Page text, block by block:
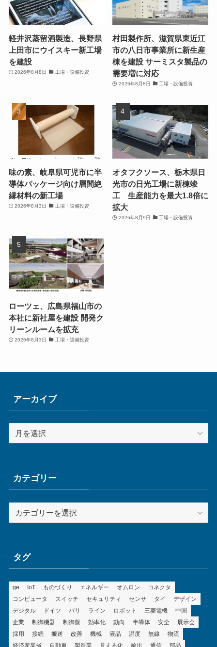
軽井沢蒸留酒製造、長野県
上田市にウイスキー新工場
を建設
2026年8月8日 工場・設備投資
村田製作所、滋賀県東近江
市の八日市事業所に新生産
棟を建設 サーミスタ製品の
需要増に対応
2026年8月8日 工場・設備投資
味の素、岐阜県可児市に半
導体パッケージ向け層間絶
縁材料の新工場
2026年8月3日 工場・設備投資
オタフクソース、栃木県日
光市の日光工場に新棟竣
工 生産能力を最大1.8倍に
拡大
2026年8月9日 工場・設備投資
ローツェ、広島県福山市の
本社に新社屋を建設 開発ク
リーンルームを拡充
2026年8月3日 工場・設備投資
アーカイブ
ー
ブカテゴリー
ータグ
ge IoT ものづくり エネルギー オムロン
コネクタ
コンピュータ
スイッチ セキュリティ センサ タイ
デザイン
デジタル
ドイツ バリ ライン ロボット 三菱電機
中国
企業
制御機器 制御盤 効率化 動向 半導体 安全
展示会
採用
接続 搬送 改善 機械 液晶 温度 無線
物流
経済産業省
自動車 製造業 見える化 輸出 通信 部品